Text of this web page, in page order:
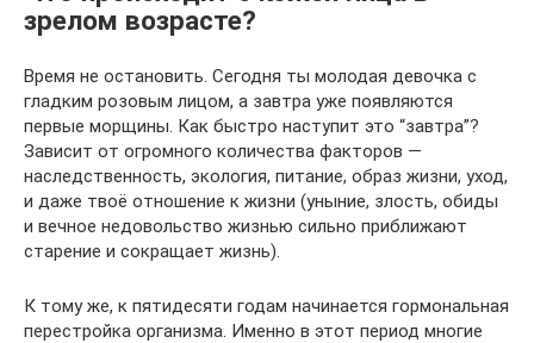
зрелом возрасте?
Время не остановить. Сегодня ты молодая девочка с
гладким розовым лицом, а завтра уже появляются
первые морщины. Как быстро наступит это “завтра”?
Зависит от огромного количества факторов —
наследственность, экология, питание, образ жизни, уход,
и даже твоё отношение к жизни (уныние, злость, обиды
и вечное недовольство жизнью сильно приближают
старение и сокращает жизнь).
К тому же, к пятидесяти годам начинается гормональная
перестройка организма. Именно в этот период многие